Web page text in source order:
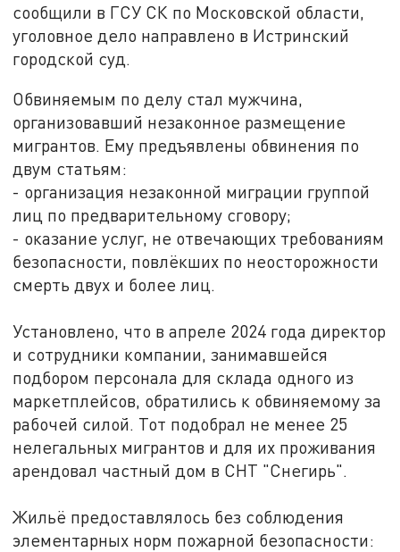
сообщили в ГСУ СК по Московской области,
уголовное дело направлено в Истринский
городской суд.
Обвиняемым по делу стал мужчина,
организовавший незаконное размещение
мигрантов. Ему предъявлены обвинения по
двум статьям:
- организация незаконной миграции группой
лиц по предварительному сговору;
- оказание услуг, не отвечающих требованиям
безопасности, повлёкших по неосторожности
смерть двух и более лиц.
Установлено, что в апреле 2024 года директор
и сотрудники компании, занимавшейся
подбором персонала для склада одного из
маркетплейсов, обратились к обвиняемому за
рабочей силой. Тот подобрал не менее 25
нелегальных мигрантов и для их проживания
арендовал частный дом в СНТ "Снегирь".
Жильё предоставлялось без соблюдения
элементарных норм пожарной безопасности: